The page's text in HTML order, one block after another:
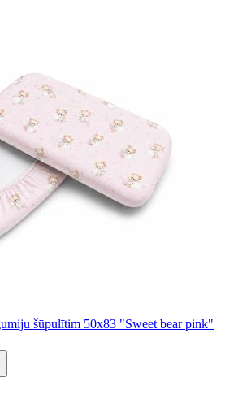
šūpulītim 50x83 "Sweet bear pink"